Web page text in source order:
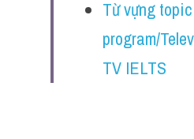
Từ vựng
program/
TV IELTS